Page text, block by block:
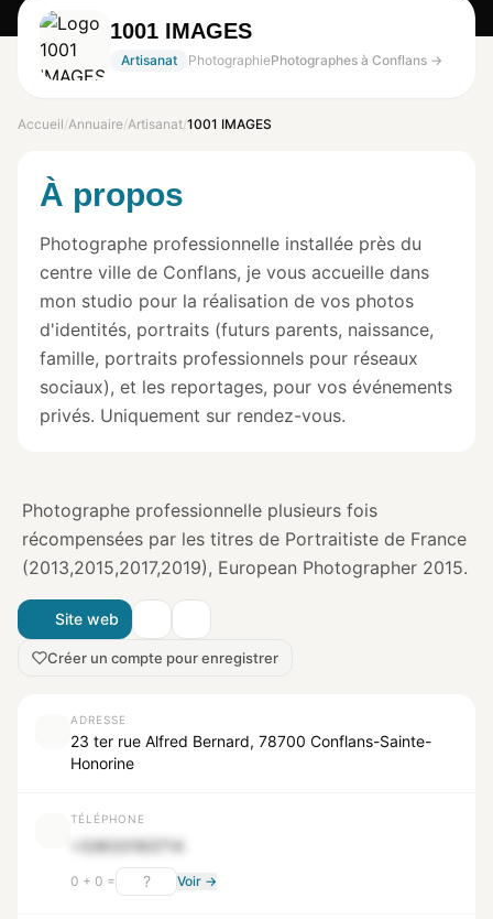
1001 IMAGES
Artisanat PhotographiePhotographes à Conflans →
Accueil/Annuaire/Artisanat/1001 IMAGES
Photographe professionnelle plusieurs fois
récompensées par les titres de Portraitiste de France
(2013,2015,2017,2019), European Photographer 2015.
Site web
Créer un compte pour enregistrer
ADRESSE
23 ter rue Alfred Bernard, 78700 Conflans-Sainte-
Honorine
TÉLÉPHONE
+33633183714
0 + 0 = Voir →
À propos
Photographe professionnelle installée près du
centre ville de Conflans, je vous accueille dans
mon studio pour la réalisation de vos photos
d'identités, portraits (futurs parents, naissance,
famille, portraits professionnels pour réseaux
sociaux), et les reportages, pour vos événements
privés. Uniquement sur rendez-vous.